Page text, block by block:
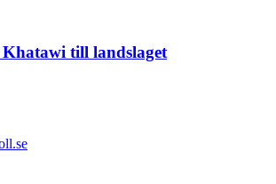
till landslaget